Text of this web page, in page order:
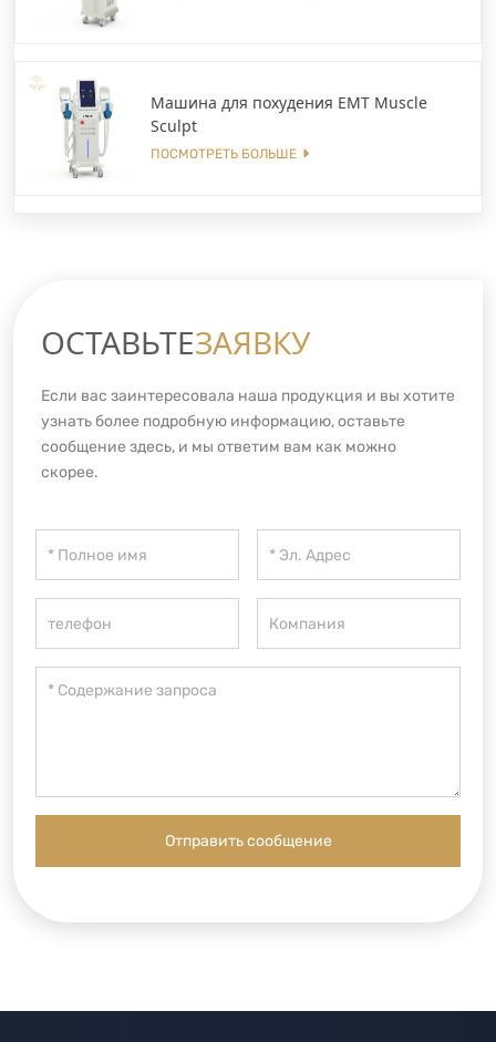
Машина для похудения EMT Muscle
Sculpt
ПОСМОТРЕТЬ БОЛЬШЕ
ОСТАВЬТЕЗАЯВКУ
Если вас заинтересовала наша продукция и вы хотите
узнать более подробную информацию, оставьте
сообщение здесь, и мы ответим вам как можно
скорее.
Отправить сообщение